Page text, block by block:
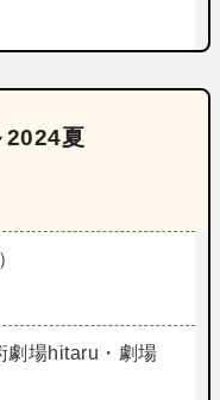
2024夏
劇場hitaru・劇場